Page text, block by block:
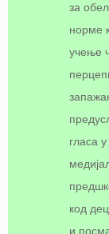
за
норме
учење
гласа
код
и